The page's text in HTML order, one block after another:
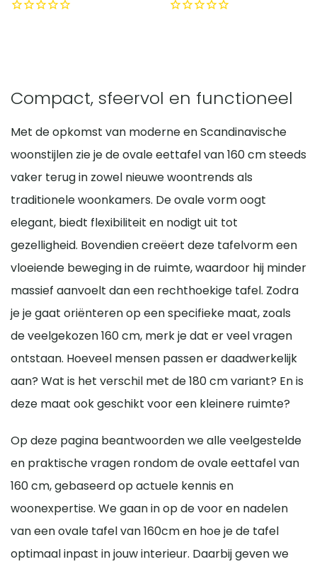
Compact, sfeervol en functioneel
Met de opkomst van moderne en Scandinavische
woonstijlen zie je de ovale eettafel van 160 cm steeds
vaker terug in zowel nieuwe woontrends als
traditionele woonkamers. De ovale vorm oogt
elegant, biedt flexibiliteit en nodigt uit tot
gezelligheid. Bovendien creëert deze tafelvorm een
vloeiende beweging in de ruimte, waardoor hij minder
massief aanvoelt dan een rechthoekige tafel. Zodra
je je gaat oriënteren op een specifieke maat, zoals
de veelgekozen 160 cm, merk je dat er veel vragen
ontstaan. Hoeveel mensen passen er daadwerkelijk
aan? Wat is het verschil met de 180 cm variant? En is
deze maat ook geschikt voor een kleinere ruimte?
Op deze pagina beantwoorden we alle veelgestelde
en praktische vragen rondom de ovale eettafel van
160 cm, gebaseerd op actuele kennis en
woonexpertise. We gaan in op de voor en nadelen
van een ovale tafel van 160cm en hoe je de tafel
optimaal inpast in jouw interieur. Daarbij geven we